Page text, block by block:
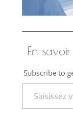
En
Subscribe to
Saisissez votre adresse e-mail…